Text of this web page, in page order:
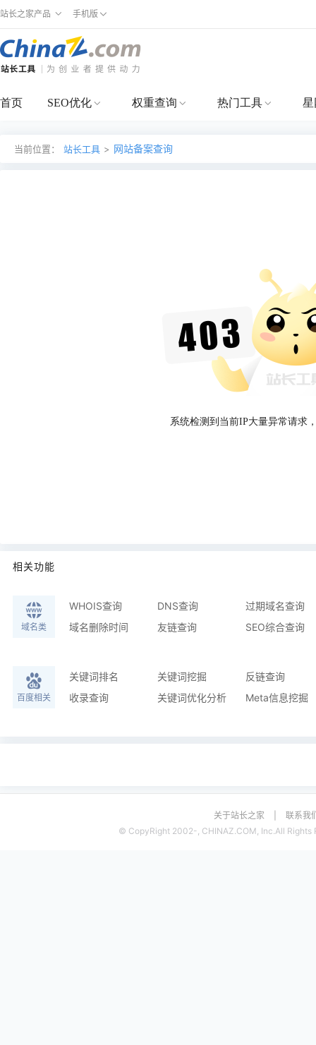
站长之家产品 手机版
首页 SEO优化 权重查询 热门工具 星
当前位置： 站长工具 > 网站备案查询
系统检测到当前IP大量异常请求
相关功能
域名类
WHOIS查询 DNS查询
过期域名查询
域名删除时间
友链查询 SEO综合查询
百度相关
关键词排名 关键词挖掘
反链查询
收录查询
关键词优化分析 Meta信息挖掘
关于站长之家
联系我
© CopyRight 2002-, CHINAZ.COM, Inc.All Rights